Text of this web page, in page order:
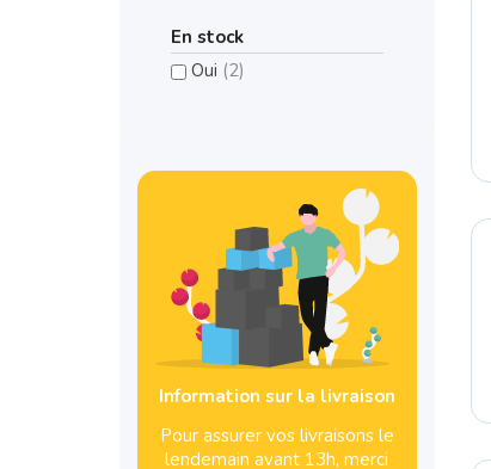
En stock
Oui (2)
Information sur la livraison
Pour assurer vos livraisons le
lendemain avant 13h, merci